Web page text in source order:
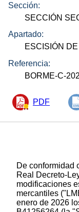
Sección:
SECCIÓN
Apartado:
ESCISIÓN
Referencia:
BORME-C-
PDF
De conformidad
Real Decreto-
modificaciones
mercantiles
enero de 2026